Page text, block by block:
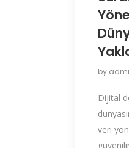
by
Dijital
veri